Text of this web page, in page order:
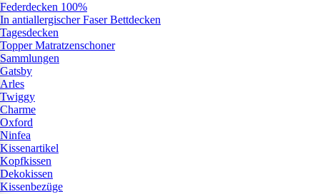
Federdecken 100%
In antiallergischer Faser Bettdecken
Tagesdecken
Topper Matratzenschoner
Sammlungen
Gatsby
Arles
Twiggy
Charme
Oxford
Ninfea
Kissenartikel
Kopfkissen
Dekokissen
Kissenbezüge